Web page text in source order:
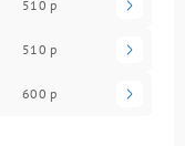
510 р
510 р
600 р